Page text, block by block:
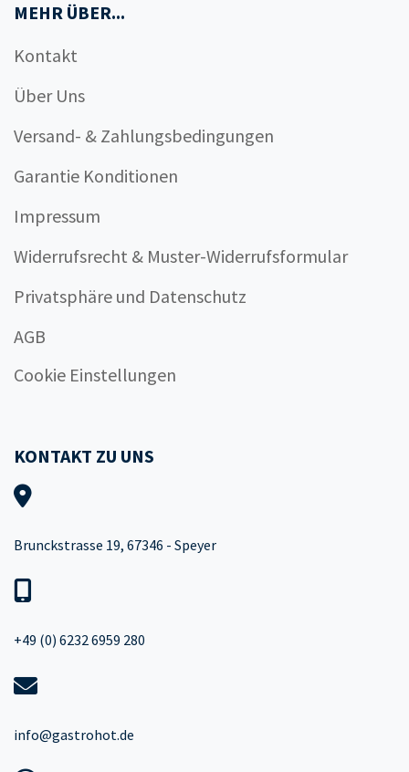
MEHR ÜBER...
Kontakt
Über Uns
Versand- & Zahlungsbedingungen
Garantie Konditionen
Impressum
Widerrufsrecht & Muster-Widerrufsformular
Privatsphäre und Datenschutz
AGB
Cookie Einstellungen
KONTAKT ZU UNS
Brunckstrasse 19, 67346 - Speyer
+49 (0) 6232 6959 280
info@gastrohot.de